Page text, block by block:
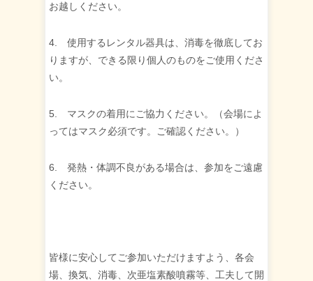
お越しください。
4. 使用するレンタル器具は、消毒を徹底してお
りますが、できる限り個人のものをご使用くださ
い。
5. マスクの着用にご協力ください。（会場によ
ってはマスク必須です。ご確認ください。）
6. 発熱・体調不良がある場合は、参加をご遠慮
ください。
皆様に安心してご参加いただけますよう、各会
場、換気、消毒、次亜塩素酸噴霧等、工夫して開